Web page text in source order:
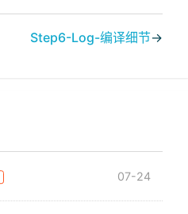
Step6-Log-编译细节→
07-24